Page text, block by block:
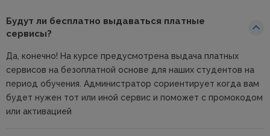
Будут ли бесплатно выдаваться платные
сервисы?
Да, конечно! На курсе предусмотрена выдача платных
сервисов на безоплатной основе для наших студентов на
период обучения. Администратор сориентирует когда вам
будет нужен тот или иной сервис и поможет с промокодом
или активацией